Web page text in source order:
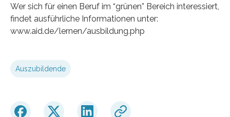
Wer sich für einen Beruf im “grünen” Bereich interessiert,
findet ausführliche Informationen unter:
www.aid.de/lernen/ausbildung.php
Auszubildende